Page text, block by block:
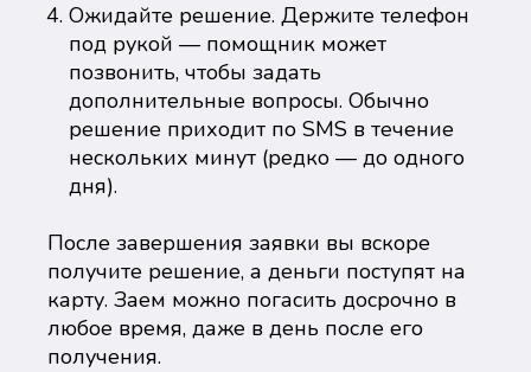
Ожидайте решение. Держите телефон
под рукой — помощник может
позвонить, чтобы задать
дополнительные вопросы. Обычно
решение приходит по SMS в течение
нескольких минут (редко — до одного
дня).
После завершения заявки вы вскоре
получите решение, а деньги поступят на
карту. Заем можно погасить досрочно в
любое время, даже в день после его
получения.